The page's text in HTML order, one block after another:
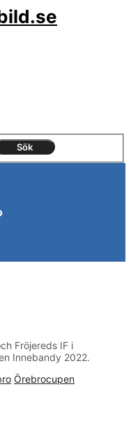
Fröjereds IF i
Innebandy 2022.
Örebrocupen